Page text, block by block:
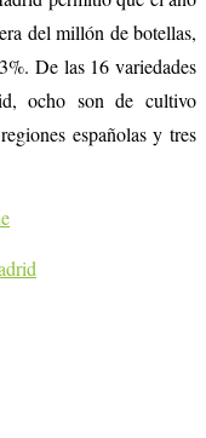
del millón de botellas,
De las 16 variedades
ocho son de cultivo
españolas y tres